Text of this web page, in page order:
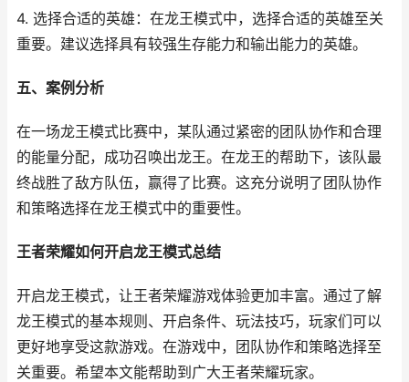
4. 选择合适的英雄：在龙王模式中，选择合适的英雄至关
重要。建议选择具有较强生存能力和输出能力的英雄。
五、案例分析
在一场龙王模式比赛中，某队通过紧密的团队协作和合理
的能量分配，成功召唤出龙王。在龙王的帮助下，该队最
终战胜了敌方队伍，赢得了比赛。这充分说明了团队协作
和策略选择在龙王模式中的重要性。
王者荣耀如何开启龙王模式总结
开启龙王模式，让王者荣耀游戏体验更加丰富。通过了解
龙王模式的基本规则、开启条件、玩法技巧，玩家们可以
更好地享受这款游戏。在游戏中，团队协作和策略选择至
关重要。希望本文能帮助到广大王者荣耀玩家。